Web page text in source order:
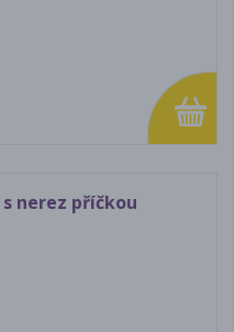
nerez příčkou